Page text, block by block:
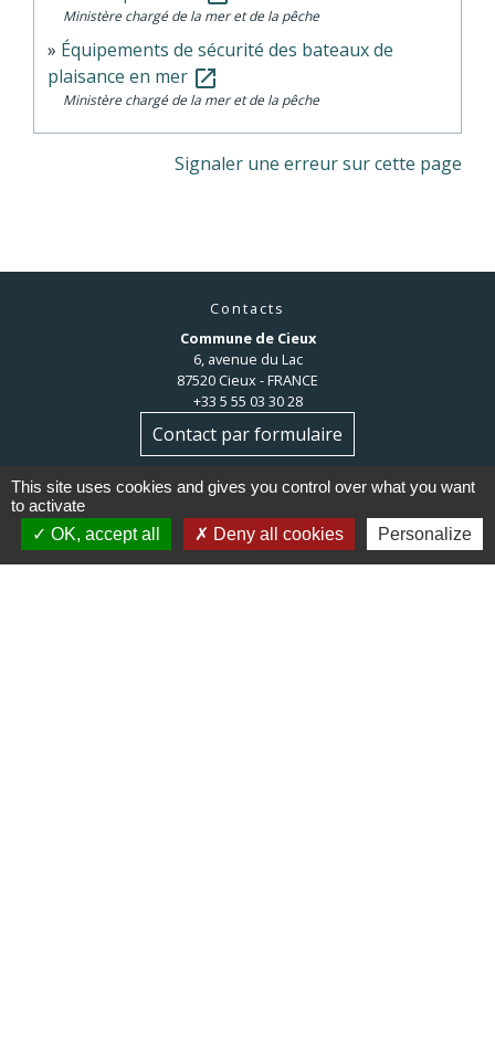
Ministère chargé de la mer et de la pêche
Équipements de sécurité des bateaux de
plaisance en mer open_in_new
Ministère chargé de la mer et de la pêche
Signaler une erreur sur cette page
Contacts
Commune de Cieux
6, avenue du Lac
87520 Cieux - FRANCE
+33 5 55 03 30 28
Contact par formulaire
This site uses cookies and gives you control over what you want
to activate
OK, accept all
Deny all cookies Personalize